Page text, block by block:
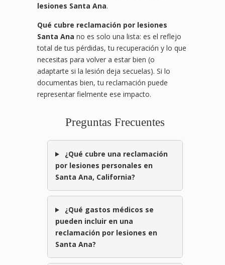
lesiones Santa Ana.
Qué cubre reclamación por lesiones
Santa Ana no es solo una lista: es el reflejo
total de tus pérdidas, tu recuperación y lo que
necesitas para volver a estar bien (o
adaptarte si la lesión deja secuelas). Si lo
documentas bien, tu reclamación puede
representar fielmente ese impacto.
Preguntas Frecuentes
¿Qué cubre una reclamación
por lesiones personales en
Santa Ana, California?
¿Qué gastos médicos se
pueden incluir en una
reclamación por lesiones en
Santa Ana?